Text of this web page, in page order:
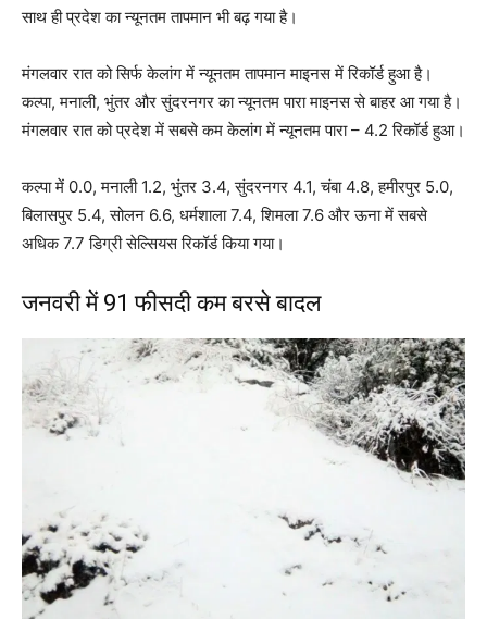
साथ ही प्रदेश का न्यूनतम तापमान भी बढ़ गया है।
मंगलवार रात को सिर्फ केलांग में न्यूनतम तापमान माइनस में रिकॉर्ड हुआ है।
कल्पा, मनाली, भुंतर और सुंदरनगर का न्यूनतम पारा माइनस से बाहर आ गया है।
मंगलवार रात को प्रदेश में सबसे कम केलांग में न्यूनतम पारा – 4.2 रिकॉर्ड हुआ।
कल्पा में 0.0, मनाली 1.2, भुंतर 3.4, सुंदरनगर 4.1, चंबा 4.8, हमीरपुर 5.0,
बिलासपुर 5.4, सोलन 6.6, धर्मशाला 7.4, शिमला 7.6 और ऊना में सबसे
अधिक 7.7 डिग्री सेल्सियस रिकॉर्ड किया गया।
जनवरी में 91 फीसदी कम बरसे बादल